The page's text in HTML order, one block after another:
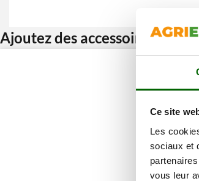
Ce site
Les
sociaux et
vous leur
Ajoutez des accessoires et